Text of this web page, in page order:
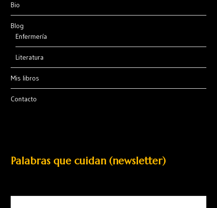
Bio
Blog
Enfermería
Literatura
Mis libros
Contacto
Palabras que cuidan (newsletter)